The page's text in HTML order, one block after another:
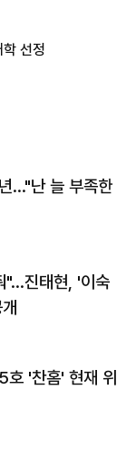
선정
…"난 늘 부족한
"…진태현, '이숙
호 '찬홈' 현재 위